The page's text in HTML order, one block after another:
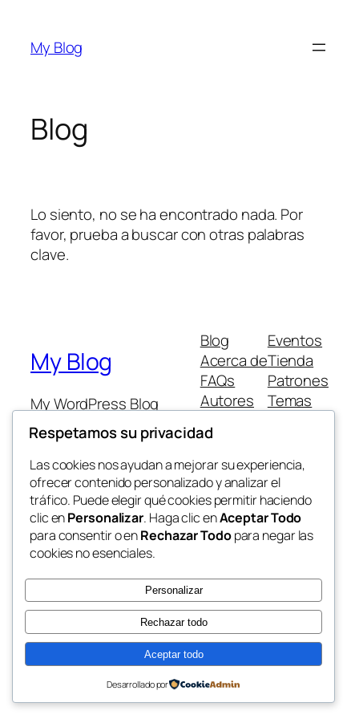
contenido
My Blog
Blog
Lo siento, no se ha encontrado nada. Por
favor, prueba a buscar con otras palabras
clave.
My Blog
My WordPress Blog
Blog
Acerca de
FAQs
Autores
Eventos
Tienda
Patrones
Temas
Twenty Twenty-Five Diseñado conWordPress
Respetamos su privacidad
Las cookies nos ayudan a mejorar su experiencia,
ofrecer contenido personalizado y analizar el
tráfico. Puede elegir qué cookies permitir haciendo
clic enPersonalizar. Haga clic enAceptar Todo
para consentir o enRechazar Todopara negar las
cookies no esenciales.
Personalizar
Rechazar todo
Aceptar todo
Desarrollado por